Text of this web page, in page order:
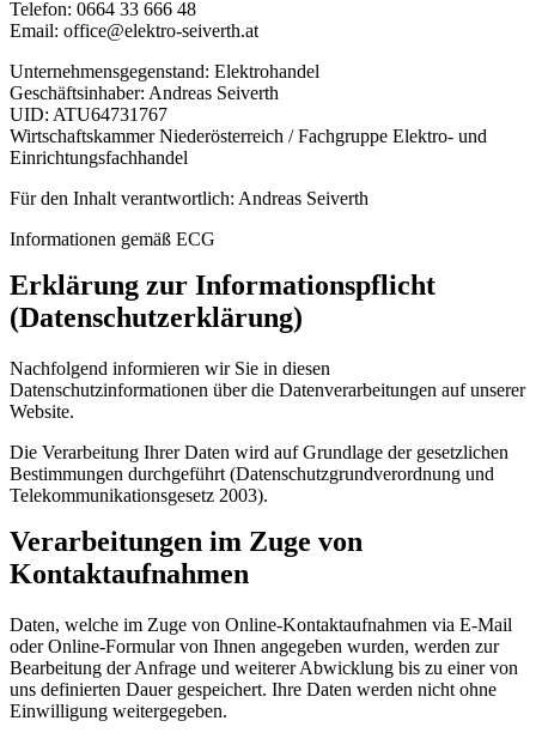
Telefon: 0664 33 666 48
Email: office@elektro-seiverth.at
Unternehmensgegenstand: Elektrohandel
Geschäftsinhaber: Andreas Seiverth
UID: ATU64731767
Wirtschaftskammer Niederösterreich / Fachgruppe Elektro- und
Einrichtungsfachhandel
Für den Inhalt verantwortlich: Andreas Seiverth
Informationen gemäß ECG
Erklärung zur Informationspflicht
(Datenschutzerklärung)
Nachfolgend informieren wir Sie in diesen
Datenschutzinformationen über die Datenverarbeitungen auf unserer
Website.
Die Verarbeitung Ihrer Daten wird auf Grundlage der gesetzlichen
Bestimmungen durchgeführt (Datenschutzgrundverordnung und
Telekommunikationsgesetz 2003).
Verarbeitungen im Zuge von
Kontaktaufnahmen
Daten, welche im Zuge von Online-Kontaktaufnahmen via E-Mail
oder Online-Formular von Ihnen angegeben wurden, werden zur
Bearbeitung der Anfrage und weiterer Abwicklung bis zu einer von
uns definierten Dauer gespeichert. Ihre Daten werden nicht ohne
Einwilligung weitergegeben.